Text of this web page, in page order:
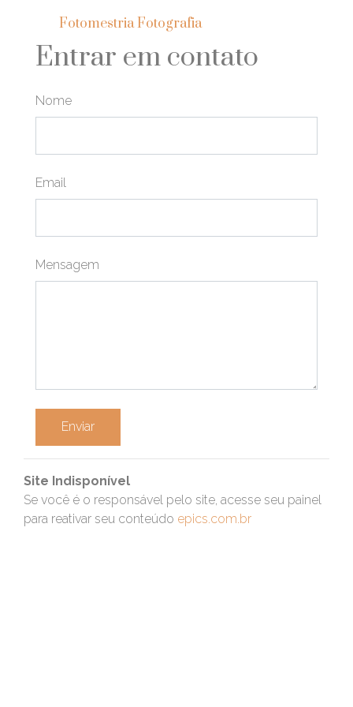
Fotomestria Fotografia
Entrar em contato
Nome
Email
Mensagem
Enviar
Site Indisponível
Se você é o responsável pelo site, acesse seu painel
para reativar seu conteúdo epics.com.br